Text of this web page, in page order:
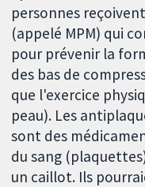
personnes
(appelé MPM) qui
pour prévenir la
des bas de
que l'exercice
peau). Les
sont des
du sang
un caillot. Ils